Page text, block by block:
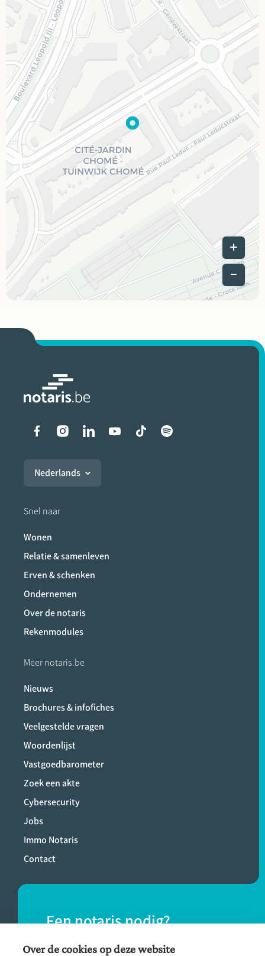
Leaflet|©
Liens vers les réseaux
Nederlands
Snel naar
Wonen
Relatie & samenleven
Erven & schenken
Ondernemen
Over de notaris
Rekenmodules
Meer notaris.be
Nieuws
Brochures & infofiches
Veelgestelde vragen
Woordenlijst
Vastgoedbarometer
Zoek een akte
Cybersecurity
Jobs
Immo Notaris
Contact
Een notaris nodig?
Vind eenvoudig een notaris bij jou in de
Over de cookies op deze website